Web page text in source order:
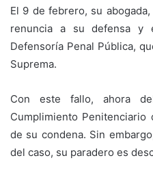
El 9 de febrero, su
renuncia a su defensa y
Defensoría Penal Pública,
Suprema.
Con este fallo, ahora
Cumplimiento
de su condena. Sin
del caso, su paradero es